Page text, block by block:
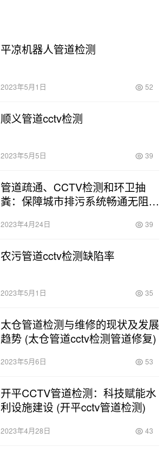
平凉机器人管道检测
2023年5月1日 52
顺义管道cctv检测
2023年5月5日 39
管道疏通、CCTV检测和环卫抽
粪：保障城市排污系统畅通无阻
粪)
2023年4月24日 39
农污管道cctv检测缺陷率
2023年5月1日 35
太仓管道检测与维修的现状及发展
趋势 (太仓管道cctv检测管道修复)
2023年5月6日 53
开平CCTV管道检测：科技赋能水
利设施建设 (开平cctv管道检测)
2023年4月28日 43